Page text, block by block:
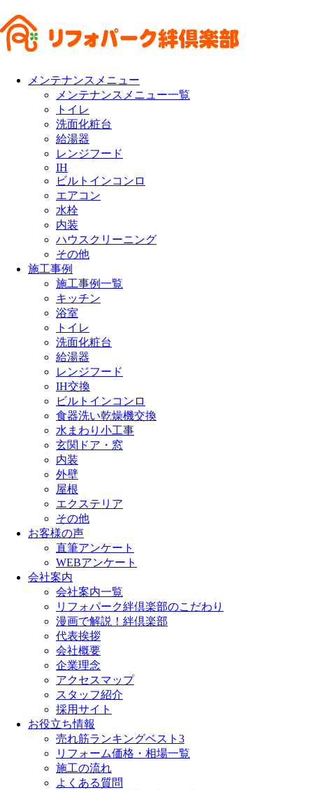
メンテナンスメニュー
メンテナンスメニュー一覧
トイレ
洗面化粧台
給湯器
レンジフード
IH
ビルトインコンロ
エアコン
水栓
内装
ハウスクリーニング
その他
施工事例
施工事例一覧
キッチン
浴室
トイレ
洗面化粧台
給湯器
レンジフード
IH交換
ビルトインコンロ
食器洗い乾燥機交換
水まわり小工事
玄関ドア・窓
内装
外壁
屋根
エクステリア
その他
お客様の声
直筆アンケート
WEBアンケート
会社案内
会社案内一覧
リフォパーク絆倶楽部のこだわり
漫画で解説！絆倶楽部
代表挨拶
会社概要
企業理念
アクセスマップ
スタッフ紹介
採用サイト
お役立ち情報
売れ筋ランキングベスト3
リフォーム価格・相場一覧
施工の流れ
よくある質問